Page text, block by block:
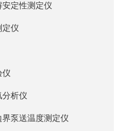
定性测定仪
定仪
仪
分析仪
界泵送温度测定仪